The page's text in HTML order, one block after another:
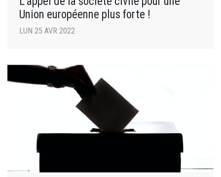
Union européenne plus forte !
LUN 25 AVR 2022